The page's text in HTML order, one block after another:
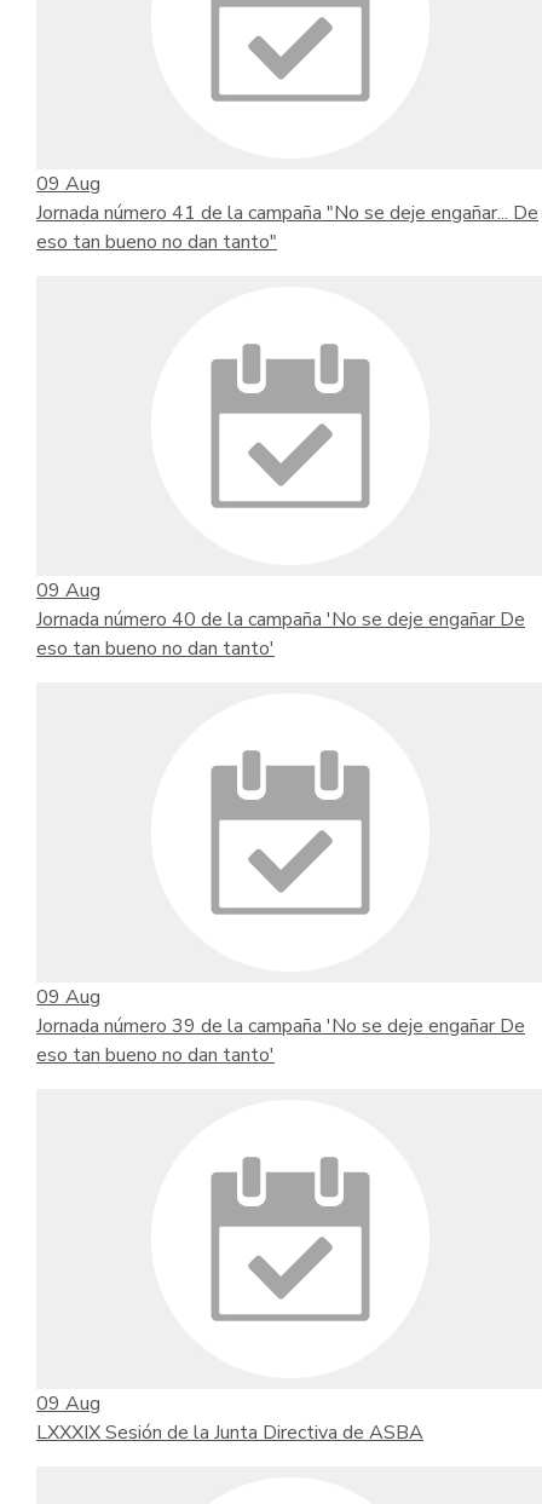
09 Aug
Jornada número 41 de la campaña "No se deje engañar... De
eso tan bueno no dan tanto"
09 Aug
Jornada número 40 de la campaña 'No se deje engañar De
eso tan bueno no dan tanto'
09 Aug
Jornada número 39 de la campaña 'No se deje engañar De
eso tan bueno no dan tanto'
09 Aug
LXXXIX Sesión de la Junta Directiva de ASBA